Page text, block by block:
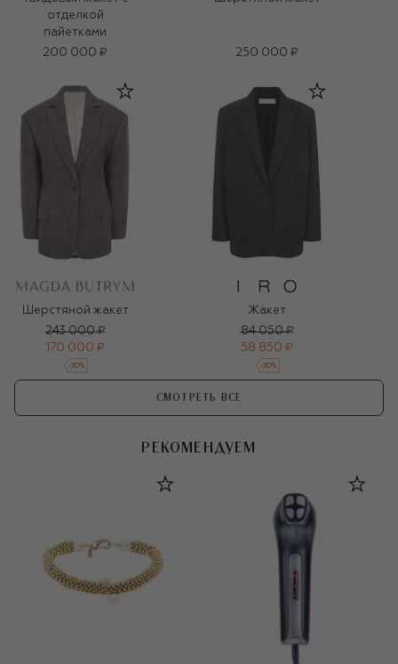
отделкой
пайетками
200 000 ₽
250 000 ₽
Шерстяной жакет
243 000 ₽
170 000 ₽
-30%
Жакет
84 050 ₽
58 850 ₽
-30%
СМОТРЕТЬ ВСЕ
РЕКОМЕНДУЕМ